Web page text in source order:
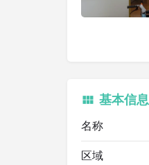
基本信息
名称
区域